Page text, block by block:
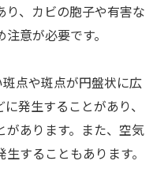
り、カビの胞子や有害な
意が必要です。
斑点や斑点が円盤状に広
発生することがあり、
あります。また、空気
することもあります。